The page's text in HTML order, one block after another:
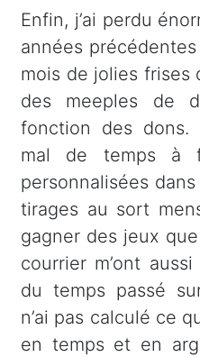
Enfin, j’ai perdu
années
mois de jolies frises
des meeples de
fonction des dons.
mal de temps à
personnalisées
tirages au sort
gagner des jeux
courrier m’ont
du temps passé
n’ai pas calculé ce
en temps et en